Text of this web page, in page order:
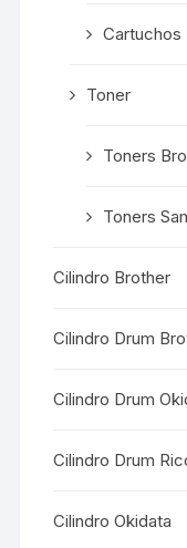
Cartuchos
Toner
Toners
Toners
Cilindro Brother
Cilindro Drum
Cilindro Drum
Cilindro Drum
Cilindro Okidata